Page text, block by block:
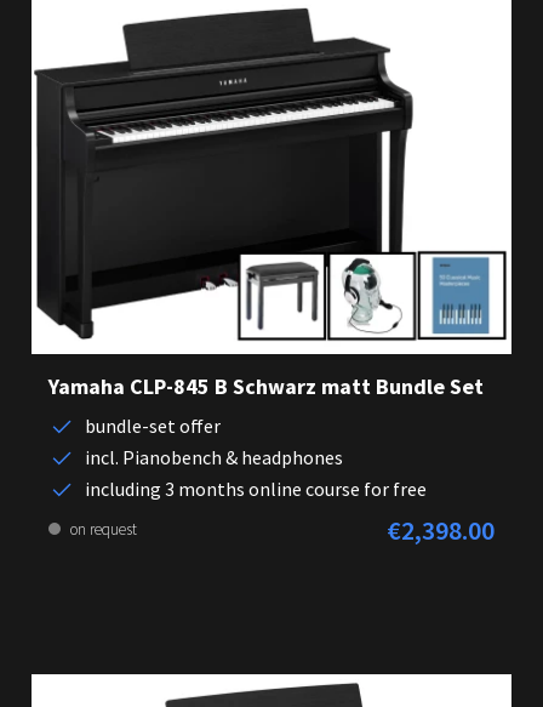
Yamaha CLP-845 B Schwarz matt Bundle Set
bundle-set offer
incl. Pianobench & headphones
including 3 months online course for free
on request Regular price:
€2,398.00